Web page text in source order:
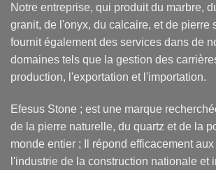
Notre entreprise, qui produit du marbre,
granit, de l'onyx, du calcaire, et de pierre
fournit également des services dans de
domaines tels que la gestion des
production, l'exportation et l'importation.
Efesus Stone ; est une marque
de la pierre naturelle, du quartz et de la
monde entier ; Il répond efficacement
l'industrie de la construction nationale et